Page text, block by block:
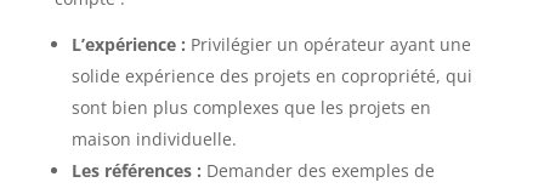
L’expérience : Privilégier un opérateur ayant une
solide expérience des projets en copropriété, qui
sont bien plus complexes que les projets en
maison individuelle.
Les références : Demander des exemples de